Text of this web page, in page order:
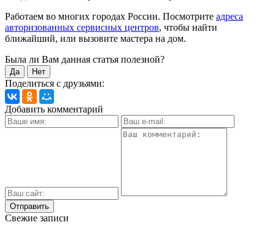
Работаем во многих городах России. Посмотрите адреса
авторизованных сервисных центров, чтобы найти
ближайший, или вызовите мастера на дом.
Была ли Вам данная статья полезной?
Да Нет
Поделиться с друзьями:
Добавить комментарий
Свежие записи